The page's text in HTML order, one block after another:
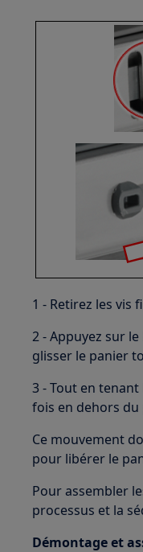
1 - Retirez les vis
2 - Appuyez sur
glisser le panier
3 - Tout en tenant
fois en dehors du
Ce mouvement
pour libérer le
Pour assembler
processus et la
Démontage et